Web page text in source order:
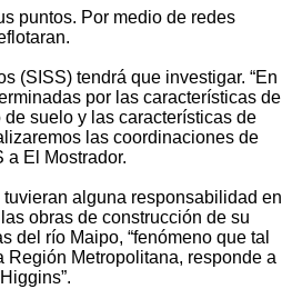
puntos. Por medio de redes
(SISS) tendrá que investigar. “En
por las características de
suelo y las características de
las coordinaciones de
a El Mostrador.
alguna responsabilidad en
obras de construcción de su
del río Maipo, “fenómeno que tal
Metropolitana, responde a